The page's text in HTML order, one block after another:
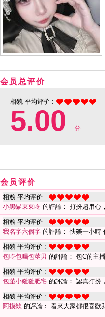
会员总评价
相貌 平均评价 :
5.00 分
会员评价
相貌 平均评价 :
小黑貓東東咚 的評論： 打扮超用心
相貌 平均评价 :
我名字六個字 的評論： 快樂一小時
相貌 平均评价 :
包吃包喝包莖男 的評論： 包C的主播
相貌 平均评价 :
包莖小雞雞肥宅 的評論： 認真打扮
相貌 平均评价 :
阿摸欸 的評論： 看來大家都很喜歡